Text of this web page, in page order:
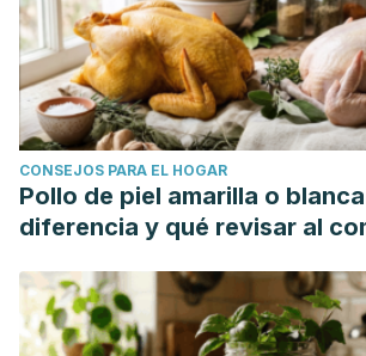
CONSEJOS PARA EL HOGAR
Pollo de piel amarilla o
diferencia y qué revisar al